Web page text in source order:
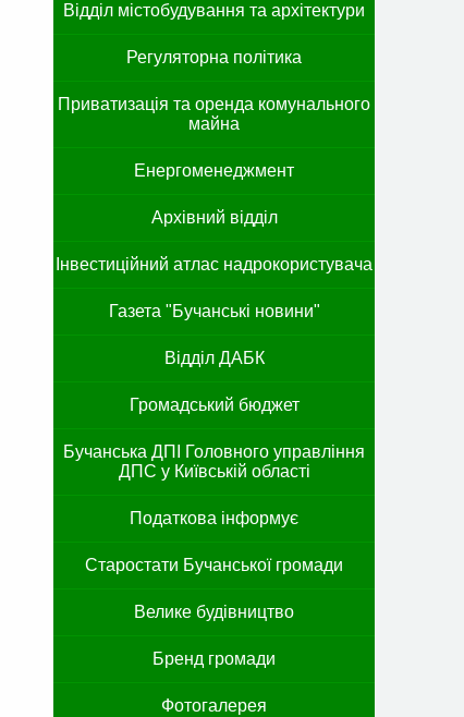
Відділ містобудування та архітектури
Регуляторна політика
Приватизація та оренда комунального
майна
Енергоменеджмент
Архівний відділ
Інвестиційний атлас надрокористувача
Газета "Бучанські новини"
Відділ ДАБК
Громадський бюджет
Бучанська ДПІ Головного управління
ДПС у Київській області
Податкова інформує
Старостати Бучанської громади
Велике будівництво
Бренд громади
Фотогалерея